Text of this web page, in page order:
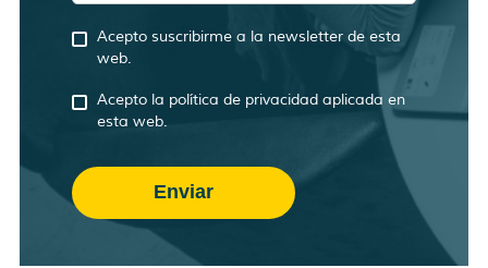
Acepto suscribirme a la newsletter de esta
web.
Acepto la política de privacidad aplicada en
esta web.